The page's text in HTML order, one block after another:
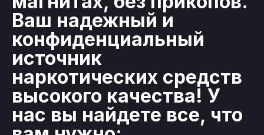
Ваш надежный и
конфиденциальный
источник
наркотических средств
высокого качества! У
нас вы найдете все, что